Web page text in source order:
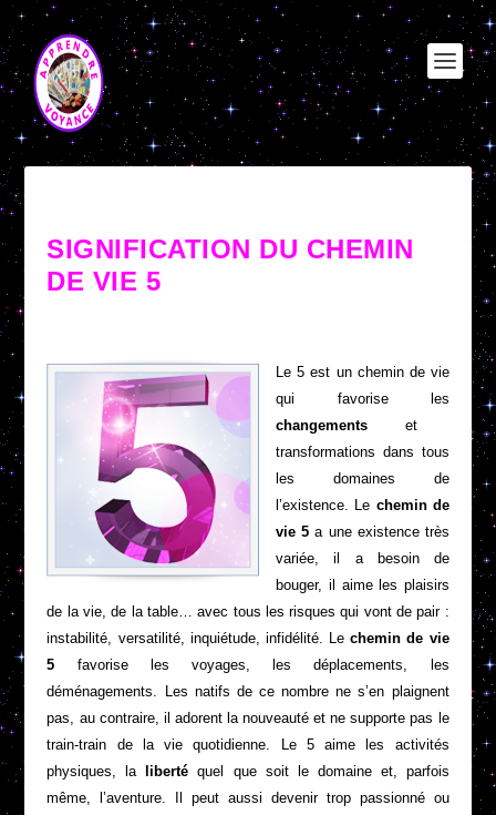
SIGNIFICATION DU CHEMIN
DE VIE 5
Le 5 est un chemin de vie
qui favorise les
changements et
transformations dans tous
les domaines de
l’existence. Le chemin de
vie 5 a une existence très
variée, il a besoin de
bouger, il aime les plaisirs
de la vie, de la table… avec tous les risques qui vont de pair :
instabilité, versatilité, inquiétude, infidélité. Le chemin de vie
5 favorise les voyages, les déplacements, les
déménagements. Les natifs de ce nombre ne s’en plaignent
pas, au contraire, il adorent la nouveauté et ne supporte pas le
train-train de la vie quotidienne. Le 5 aime les activités
physiques, lalibertéquel que soit le domaine et, parfois
même, l’aventure. Il peut aussi devenir trop passionné ou